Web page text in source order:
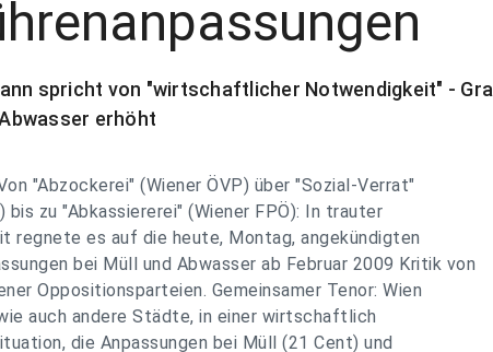
spricht von "wirtschaftlicher Notwendigkeit" -
erhöht
"Abzockerei" (Wiener ÖVP) über "Sozial-Verrat"
bis zu "Abkassiererei" (Wiener FPÖ): In trauter
regnete es auf die heute, Montag, angekündigten
bei Müll und Abwasser ab Februar 2009 Kritik von
Oppositionsparteien. Gemeinsamer Tenor: Wien
auch andere Städte, in einer wirtschaftlich
die Anpassungen bei Müll (21 Cent) und